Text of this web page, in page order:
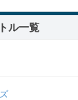
ル一覧